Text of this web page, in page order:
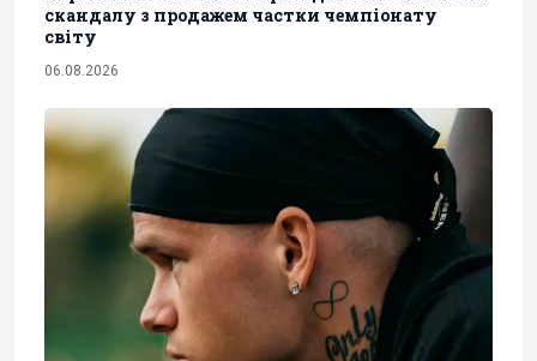
скандалу з продажем частки чемпіонату
світу
06.08.2026